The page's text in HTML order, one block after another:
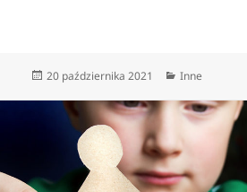
Data
20 października 2021 Kategorie
Inne